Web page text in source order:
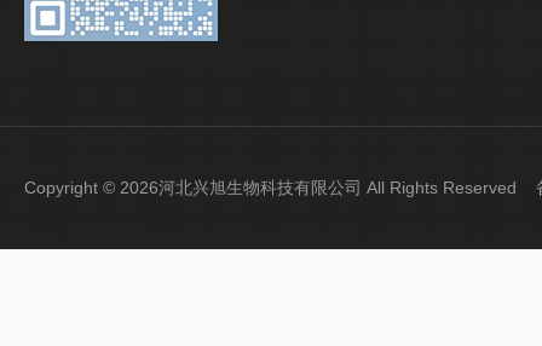
Copyright © 2026河北兴旭生物科技有限公司 All Rights Reserved